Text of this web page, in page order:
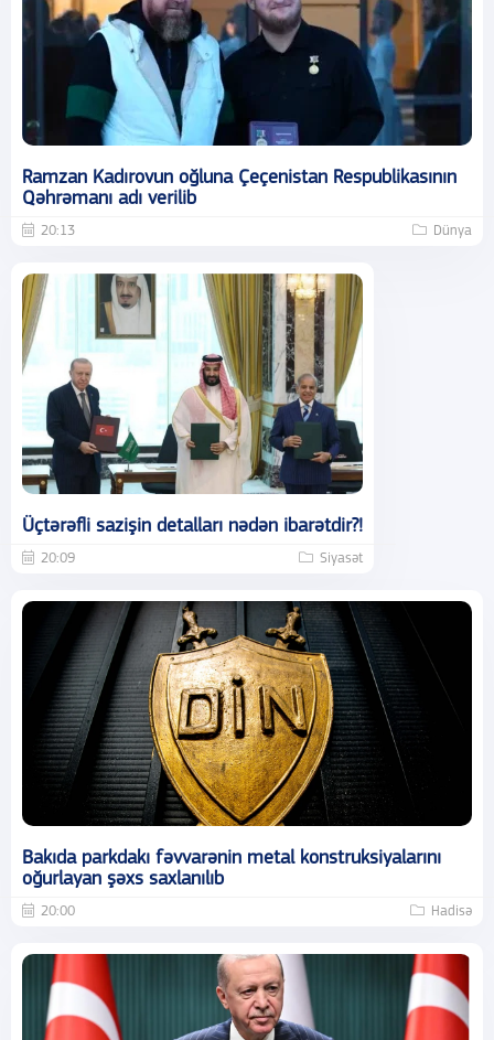
Ramzan Kadırovun oğluna Çeçenistan Respublikasının
Qəhrəmanı adı verilib
20:13 Dünya
Üçtərəfli sazişin detalları nədən ibarətdir?!
20:09 Siyasət
Bakıda parkdakı fəvvarənin metal konstruksiyalarını
oğurlayan şəxs saxlanılıb
20:00 Hadisə